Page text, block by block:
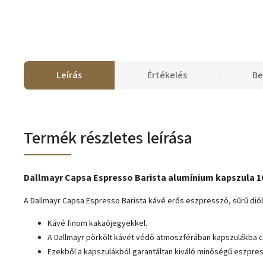
Leírás Értékelés
Termék részletes leírása
Dallmayr Capsa Espresso Barista alumínium kapszula
A Dallmayr Capsa Espresso Barista kávé erős eszpresszó, sűrű
Kávé finom kakaójegyekkel.
A Dallmayrpörkölt kávétvédő atmoszférában kapszulákba
Ezekből a kapszulákból garantáltan kiváló minőségű